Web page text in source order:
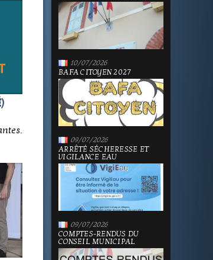
10/07/2026
BAFA CITOYEN 2027
09/07/2026
ARRÊTÉ SÉCHERESSE ET
VIGILANCE EAU
09/07/2026
COMPTES-RENDUS DU
CONSEIL MUNICIPAL